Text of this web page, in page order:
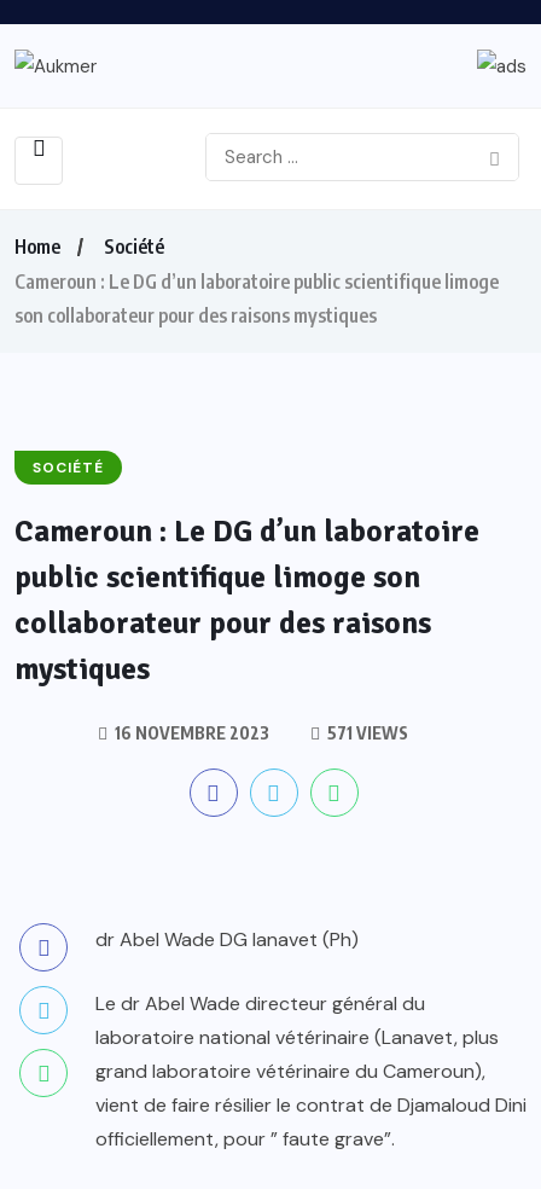
Home
Société
Cameroun : Le DG d’un laboratoire public scientifique limoge
son collaborateur pour des raisons mystiques
SOCIÉTÉ
Cameroun : Le DG d’un laboratoire
public scientifique limoge son
collaborateur pour des raisons
mystiques
16 NOVEMBRE 2023 571 VIEWS
dr Abel Wade DG lanavet (Ph)
Le dr Abel Wade directeur général du
laboratoire national vétérinaire (Lanavet, plus
grand laboratoire vétérinaire du Cameroun),
vient de faire résilier le contrat de Djamaloud Dini
officiellement, pour ” faute grave”.